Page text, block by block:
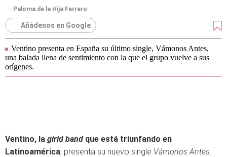
Paloma de la Hija Ferrero
Añádenos en Google
Ventino presenta en España su último single, Vámonos Antes,
una balada llena de sentimiento con la que el grupo vuelve a sus
orígenes.
Ventino, la girld band que está triunfando en
Latinoamérica, presenta su nuevo single Vámonos Antes.